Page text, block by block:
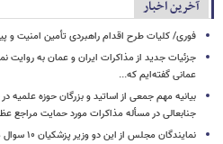
آخرین اخبار
فوری/ کلیات طرح اقدام راهبردی تأمین امنیت و
جزئیات جدید از مذاکرات ایران و عمان به
عمانی گفته‌ایم که...
بیانیه مهم جمعی از اساتید و بزرگان حوزه علمیه
جنابعالی در مسأله مذاکرات مورد حمایت مراجع
نمایندگان مجلس از این دو وزیر پزشکیان ۱۰ سوال می پرسند!